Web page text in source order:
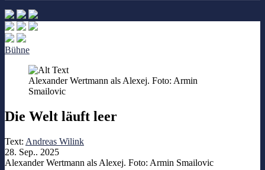
Bühne
Alexander Wertmann als Alexej. Foto: Armin
Smailovic
Die Welt läuft leer
Text: Andreas Wilink
28. Sep.. 2025
Alexander Wertmann als Alexej. Foto: Armin Smailovic